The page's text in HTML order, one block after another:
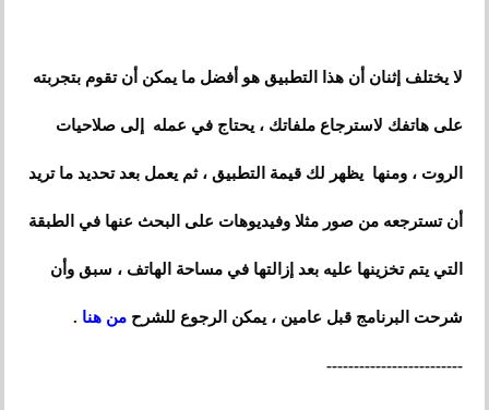
لا يختلف إثنان أن هذا التطبيق هو أفضل ما يمكن أن تقوم بتجربته
على هاتفك لاسترجاع ملفاتك ، يحتاج في عمله إلى صلاحيات
الروت ، ومنها يظهر لك قيمة التطبيق ، ثم يعمل بعد تحديد ما تريد
أن تسترجعه من صور مثلا وفيديوهات على البحث عنها في الطبقة
التي يتم تخزينها عليه بعد إزالتها في مساحة الهاتف ، سبق وأن
شرحت البرنامج قبل عامين ، يمكن الرجوع للشرحمن هنا .
-------------------------